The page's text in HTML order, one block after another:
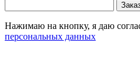
Нажимаю на кнопку, я даю
персональных данных